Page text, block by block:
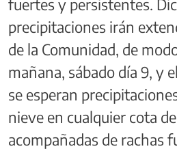
precipitaciones irán
de la Comunidad, de
mañana, sábado día 9, y
se esperan
nieve en cualquier cota
acompañadas de rachas